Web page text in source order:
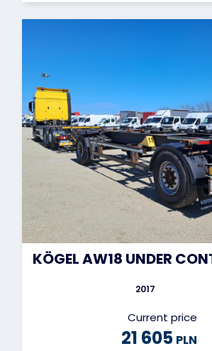
KÖGEL AW18 UNDER
2017
Current price
21 605 PLN